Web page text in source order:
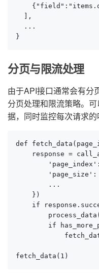
  ],
  ...
}
分页与限流处理
由于API接口通常会有分
分页处理和限流策略。
据，同时监控每次请求的
def
response =
'page_size':
        ...
    })
if
if
fetch_data(1)